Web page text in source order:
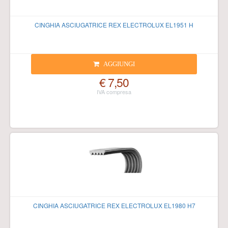
CINGHIA ASCIUGATRICE REX ELECTROLUX EL1951 H
AGGIUNGI
€ 7,50
CINGHIA ASCIUGATRICE REX ELECTROLUX EL1980 H7